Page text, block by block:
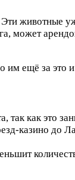
животные
ещё за это и
как это
казино